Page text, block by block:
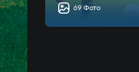
69 Фото